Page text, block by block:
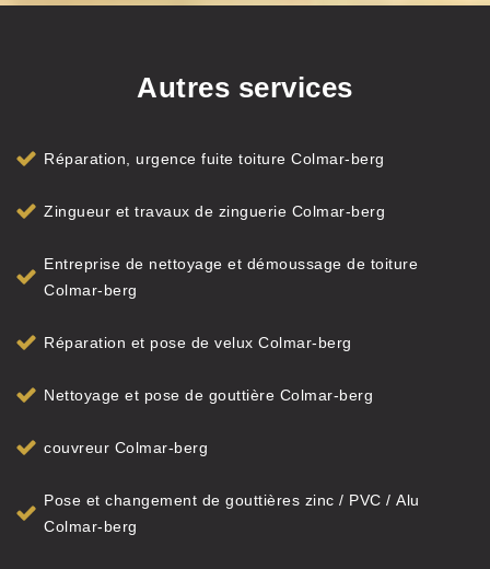
Autres services
Réparation, urgence fuite toiture Colmar-berg
Zingueur et travaux de zinguerie Colmar-berg
Entreprise de nettoyage et démoussage de toiture
Colmar-berg
Réparation et pose de velux Colmar-berg
Nettoyage et pose de gouttière Colmar-berg
couvreur Colmar-berg
Pose et changement de gouttières zinc / PVC / Alu
Colmar-berg